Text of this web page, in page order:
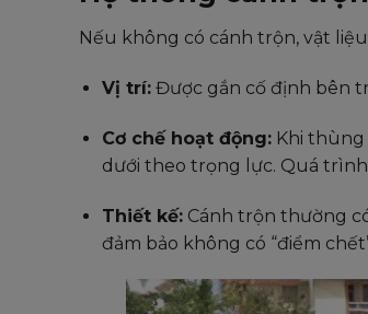
Nếu không có cánh trộn, vật
Vị trí:Được gắn cố định bên
Cơ chế hoạt động:Khi thùng
dưới theo trọng lực. Quá
Thiết kế:Cánh trộn thường
đảm bảo không có “điểm